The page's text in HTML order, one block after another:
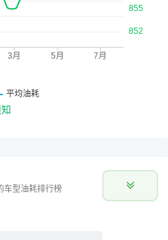
车型油耗排行榜